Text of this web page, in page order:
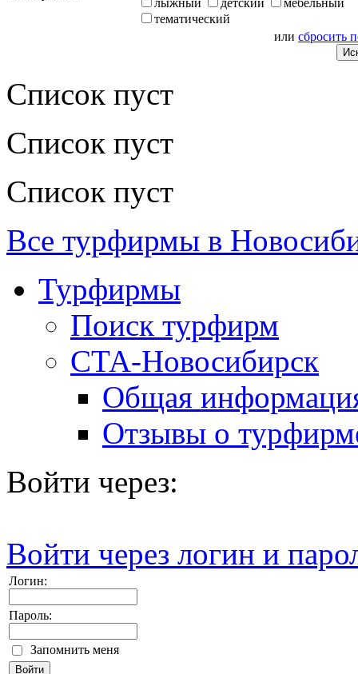
тематический
или сбросить
Список пуст
Список пуст
Список пуст
Все турфирмы в
Турфирмы
Поиск турфирм
СТА-Новосибирск
Общая
Отзывы о
Войти через:
Войти через логин и
Логин:
Пароль:
Запомнить меня